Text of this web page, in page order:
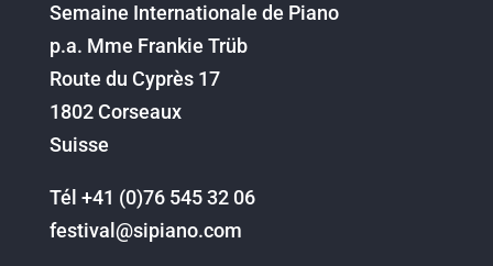
Semaine Internationale de Piano
p.a. Mme Frankie Trüb
Route du Cyprès 17
1802 Corseaux
Suisse
Tél +41 (0)76 545 32 06
festival@sipiano.com